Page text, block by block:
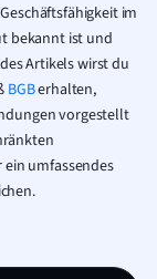
im
bekannt ist und
Artikels wirst du
BGBerhalten,
vorgestellt
umfassendes